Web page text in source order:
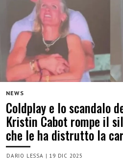
NEWS
Coldplay e lo scandalo
Kristin Cabot rompe il
che le ha distrutto la
DARIO LESSA | 19 DIC 2025